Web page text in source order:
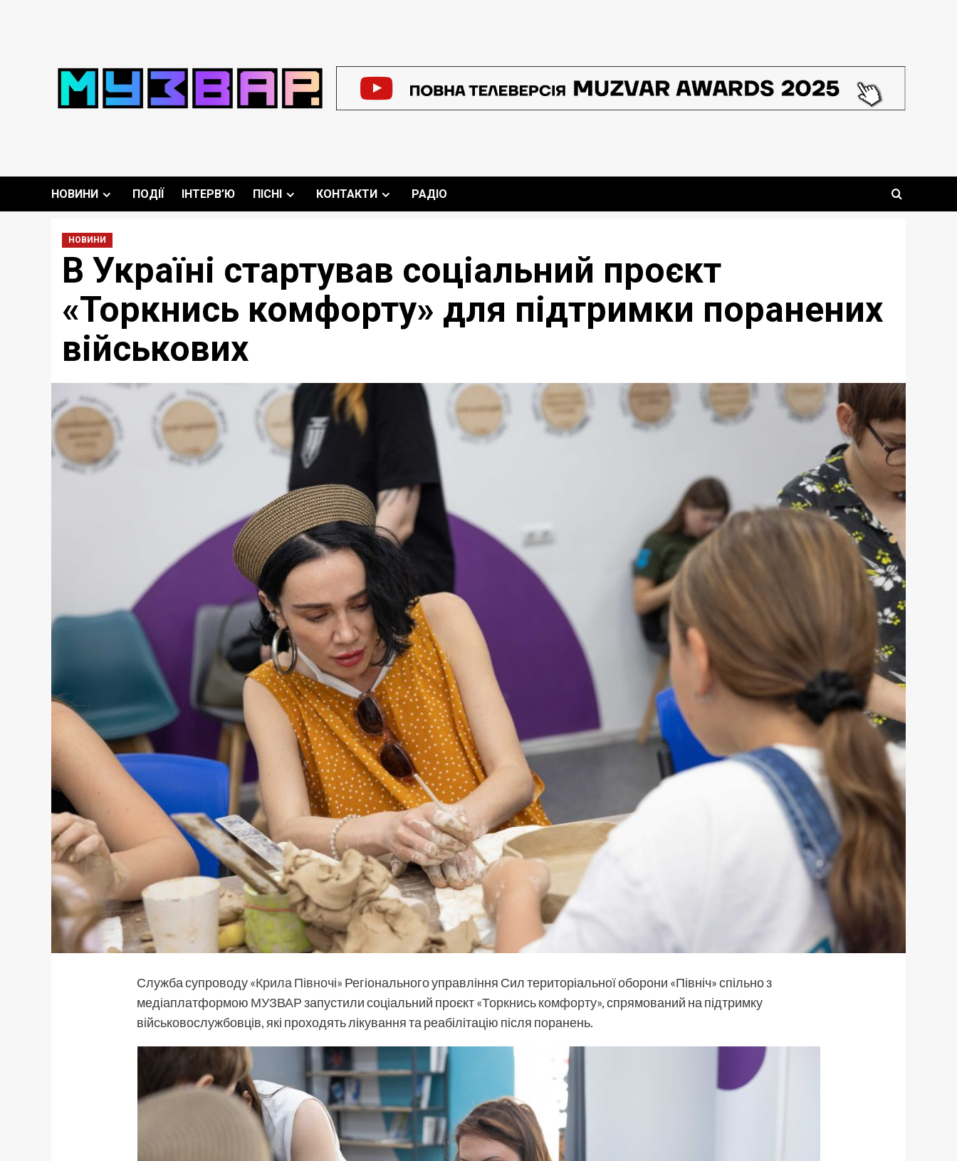
НОВИНИ ПОДІЇ ІНТЕРВ’Ю ПІСНІ КОНТАКТИ РАДІО
НОВИНИ
В Україні стартував соціальний проєкт
«Торкнись комфорту» для підтримки поранених
військових
Служба супроводу«Крила Півночі» Регіонального управління Сил територіальної оборони «Північ» спільно з
медіаплатформою МУЗВАРзапустили соціальний проєкт«Торкнись комфорту», спрямований на підтримку
військовослужбовців, які проходять лікування та реабілітацію після поранень.